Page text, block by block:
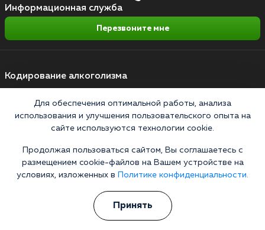
Кодирование алкоголизма
Кодирование от алкоголя на дому
Зашиться от алкоголизма
Торпедо
Эспераль
Кодирование двойной блок
Информационная служба
Перезвоните мне
Для обеспечения оптимальной работы, анализа
использования и улучшения пользовательского опыта на
сайте используются технологии cookie.
Продолжая пользоваться сайтом, Вы соглашаетесь с
размещением cookie-файлов на Вашем устройстве на
условиях, изложенных в
Политике конфиденциальности.
Принять